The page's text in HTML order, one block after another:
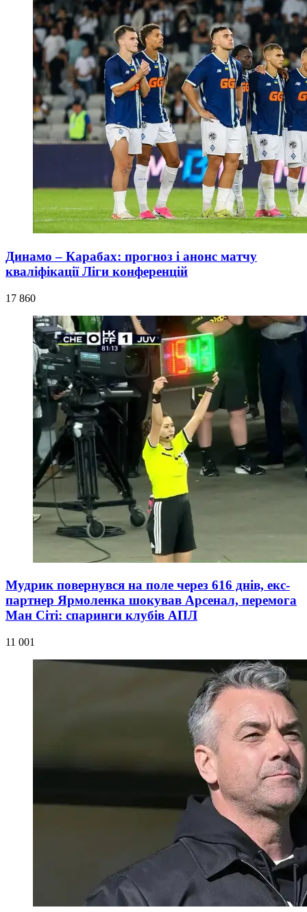
Динамо – Карабах: прогноз і анонс матчу
кваліфікації Ліги конференцій
17 860
Мудрик повернувся на поле через 616 днів, екс-
партнер Ярмоленка шокував Арсенал, перемога
Ман Сіті: спаринги клубів АПЛ
11 001